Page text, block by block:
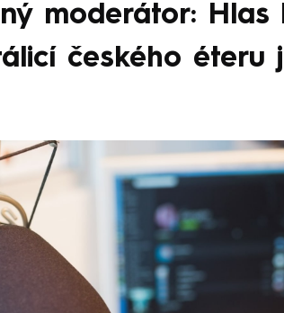
moderátor: Hlas
českého éteru